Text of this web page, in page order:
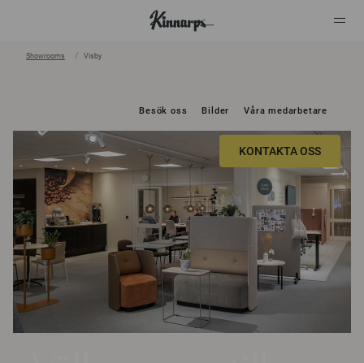
Showrooms Visby
Besök oss Bilder Våra medarbetare
KONTAKTA OSS